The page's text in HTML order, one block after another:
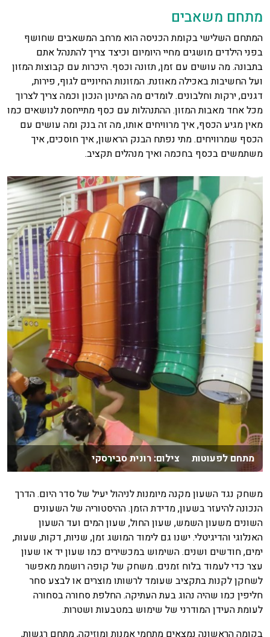
מתחם משאבים
המתחם השלישי בקומת הכניסה הוא מרחב המשאבים שחושף
בפני הילדים מושגים מחיי היומיום וכיצד צריך להתנהל אתם
בתבונה. מה עושים עם זמן, תזונה וכסף. היכרות עם קבוצות המזון
ועל החשיבות באכילה מאוזנת. המזונות החיוניים לגוף, פירות,
דגנים, ירקות וחלבונים. לומדים מה המינון הנכון וכמה צריך לצרוך
מכל אחד מאבות המזון. ההתנהלות עם כסף מתייחסת לנושאים כמו
מאין מגיע הכסף, איך מרוויחים אותו, מה זה בנק ומה עושים עם
הכסף שמרוויחים. מתי נפתח הבנק הראשון, איך חוסכים, איך
משתמשים בכסף בחכמה ואיך מנהלים תקציב.
מתחם לפעוטות צילום: רונית סבירסקי
משחק נגד השעון מקנה מיומנות לניהול יעיל של סדר היום. הדרך
הנכונה להיעזר בשעון, מדידת הזמן. ההיסטוריה של השעונים
השונים משעון השמש, שעון החול, שעון המים ועד השעון
האנלוגי והדיגיטלי. ישנו גם לימוד המושג זמן, שניות, דקות, שעות,
ימים, חודשים ושנים. השימוש במכשירים כמו שעון יד או שעון
עצר כדי לעמוד בלוח זמנים. משחק של קופה רושמת מאפשר
לשחקן לקנות בתקציב שעומד לרשותו מוצרים או לבצע סחר
חליפין כמו שהיה נהוג בעת העתיקה. החלפת סחורה בסחורה
לעומת העידן המודרני של שימוש במטבעות ושטרות.
בקומה הראשונה נמצאים מתחמי אמנות ומוזיקה, מתחם רגשות,